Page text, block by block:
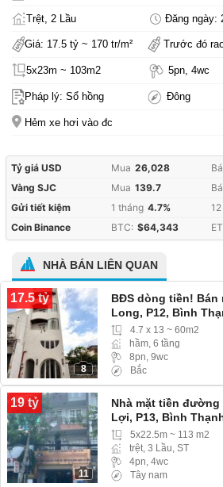
Trệt, 2 Lầu Đăng ngày:
Giá: 17.5 tỷ ~ 170 tr/m² Trước đó
5x23m ~ 103m2 5pn, 4wc
Pháp lý: Sổ hồng Đông
Hẻm xe hơi vào đc
Tỷ giá USD Mua 26,028
Vàng SJC
Mua 139.7
Gửi tiết kiệm
1 tháng 4.7%
Coin Binance
BTC: $64,343
NHÀ BÁN LIÊN QUAN
17.5 tỷ
8
BĐS dòng tiền! Bán
Long, P12, Bình
4.7 x 13 ~ 60m2
hầm, 6 tầng
8pn, 9wc
Bắc
19 tỷ
11
Nhà mặt tiền đường
Lợi, P13, Bình
5x22.5m ~ 113 m2
trệt, 3 Lầu, ST
4pn, 4wc
Tây nam